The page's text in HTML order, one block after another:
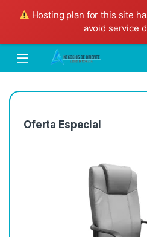
Hosting plan for this site
avoid service
Oferta Especial